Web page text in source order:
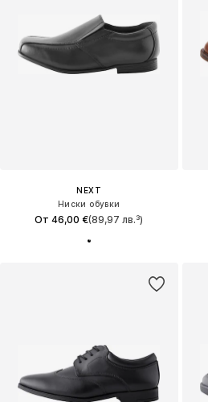
NEXT
Ниски обувки
От 46,00 €(89,97 лв.³)